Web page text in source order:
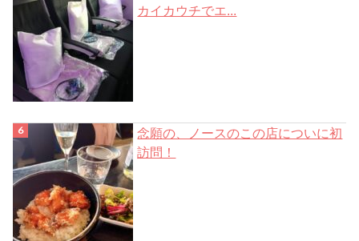
カイカウチでエ...
念願の、ノースのこの店についに初
訪問！